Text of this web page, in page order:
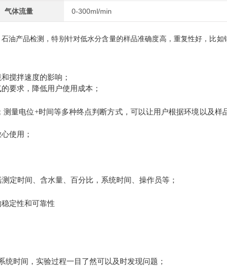
气体流量 0-300ml/min
油产品检测，特别针对低水分含量的样品准确度高，重复性好，比如
搅拌速度的影响；
要求，降低用户使用成本；
测量电位+时间等多种终点判断方式，可以让用户根据环境以及样
使用；
定时间、含水量、百分比，系统时间、操作员等；
定性和可靠性
统时间，实验过程一目了然可以及时发现问题；